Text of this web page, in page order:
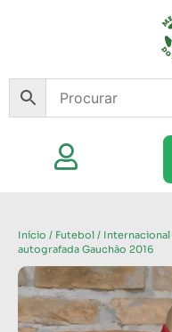
Início / Futebol / Internacional
autografada Gauchão 2016